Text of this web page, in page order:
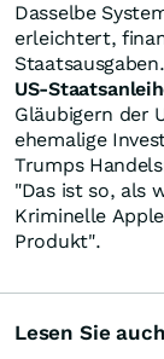
Dasselbe
erleichtert,
US-
Gläubigern der
ehemalige
Trumps
"Das ist so, als
Kriminelle
Produkt".
Lesen Sie auch